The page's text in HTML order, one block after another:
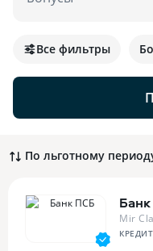
Все фильтры
По льготному
Mir